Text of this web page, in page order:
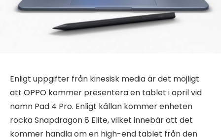
Enligt uppgifter från kinesisk media är det möjligt
att OPPO kommer presentera en tablet i april vid
namn Pad 4 Pro. Enligt källan kommer enheten
rocka Snapdragon 8 Elite, vilket innebär att det
kommer handla om en high-end tablet från den